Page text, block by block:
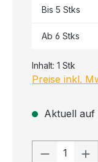
Bis 5 Stks
Ab 6 Stks
Inhalt: 1 Stk
Preise inkl.
Aktuell auf
Produkt